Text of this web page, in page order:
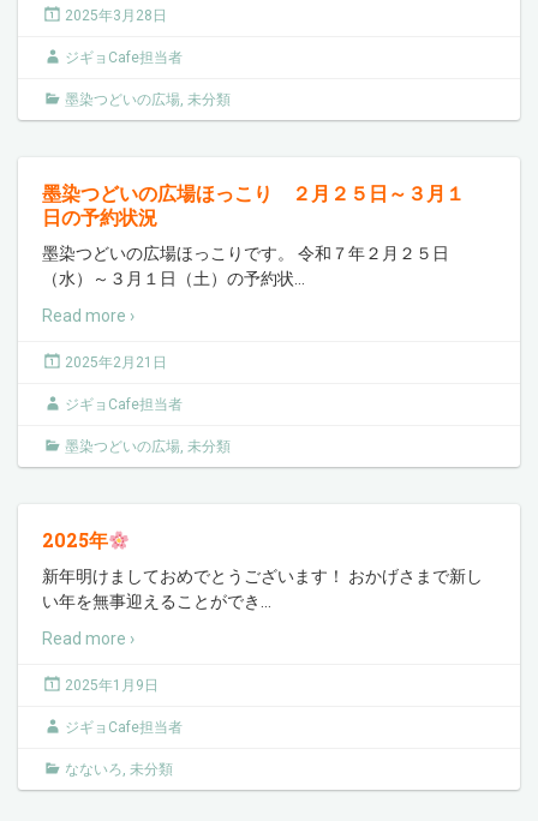
2025年3月28日
ジギョCafe担当者
墨染つどいの広場, 未分類
墨染つどいの広場ほっこり ２月２５日～３月１
日の予約状況
墨染つどいの広場ほっこりです。 令和７年２月２５日
（水）～３月１日（土）の予約状
Read more ›
2025年2月21日
ジギョCafe担当者
墨染つどいの広場, 未分類
2025年
新年明けましておめでとうございます！ おかげさまで新し
い年を無事迎えることができ
Read more ›
2025年1月9日
ジギョCafe担当者
なないろ, 未分類